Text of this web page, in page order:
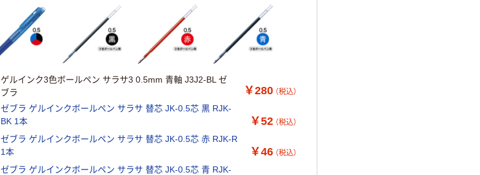
ゲルインク3色ボールペン サラサ3 0.5mm 青軸 J3J2-BL ゼ
ブラ
￥280 （税込）
ゼブラ ゲルインクボールペン サラサ 替芯 JK-0.5芯 黒 RJK-
BK 1本
￥52 （税込）
ゼブラ ゲルインクボールペン サラサ 替芯 JK-0.5芯 赤 RJK-R
1本
￥46 （税込）
ゼブラ ゲルインクボールペン サラサ 替芯 JK-0.5芯 青 RJK-